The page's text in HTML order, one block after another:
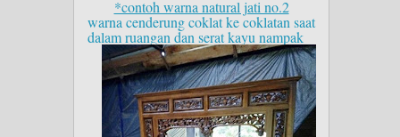
*contoh warna natural jati no.2
warna cenderung coklat ke coklatan saat
dalam ruangan dan serat kayu nampak